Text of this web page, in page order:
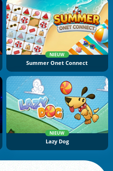
NIEUW
Summer Onet Connect
NIEUW
Lazy Dog